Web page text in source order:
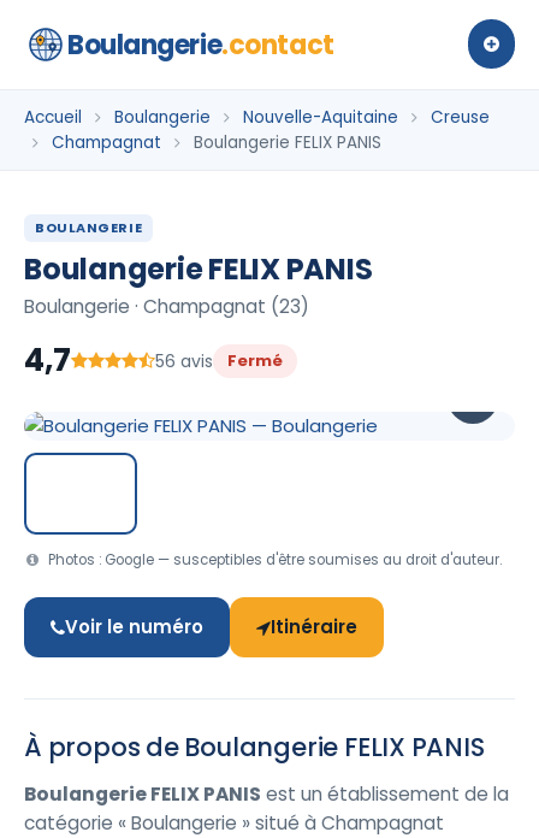
Boulangerie.contact
Accueil Boulangerie Nouvelle-Aquitaine
Creuse
Champagnat
Boulangerie FELIX PANIS
BOULANGERIE
Boulangerie FELIX PANIS
Boulangerie · Champagnat (23)
4,7 56 avis Fermé
Photos : Google — susceptibles d'être soumises au droit d'auteur.
Voir le numéro Itinéraire
À propos de Boulangerie FELIX PANIS
Boulangerie FELIX PANIS est un établissement de la
catégorie « Boulangerie » situé à Champagnat